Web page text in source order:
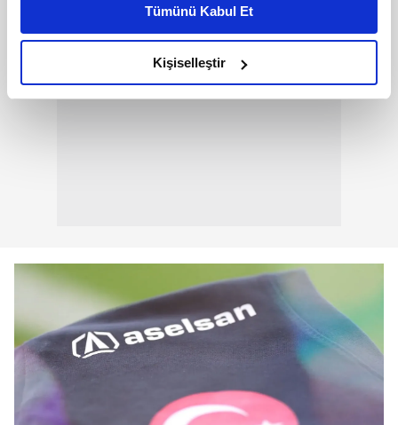
daha iyi reklam deneyimi yaşatabiliriz. Bunu yaparken
amacımızın size daha iyi bir reklam deneyimi sunmak
olduğunu ve sizlere en iyi içerikleri sunabilmek adına
elimizden gelen çabayı gösterdiğimizi ve bu noktada,
reklamların maliyetlerimizi karşılamak noktasında tek gelir
Sitemizde kendimize ve üçüncü kişilere ait çerezler
kullanılmaktadır. Bu çerezler vasıtasıyla çeşitli kişisel
verileriniz işlenmekte olup gerekli olan çerezler bilgi
toplumu hizmetlerinin sunulması amacıyla
kullanılmaktadır. Diğer çerezler, sitemizin daha işlevsel
kılınması ve kişiselleştirilmesi ve sizlere yönelik
reklam/pazarlama faaliyetlerinin yapılması, amaçlarıyla
Tümünü Kabul Et
Kişiselleştir